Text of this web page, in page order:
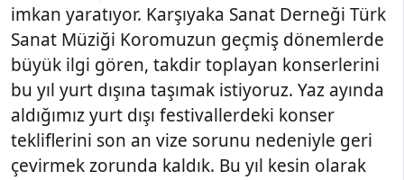
imkan yaratıyor. Karşıyaka Sanat Derneği Türk
Sanat Müziği Koromuzun geçmiş dönemlerde
büyük ilgi gören, takdir toplayan konserlerini
bu yıl yurt dışına taşımak istiyoruz. Yaz ayında
aldığımız yurt dışı festivallerdeki konser
tekliflerini son an vize sorunu nedeniyle geri
çevirmek zorunda kaldık. Bu yıl kesin olarak